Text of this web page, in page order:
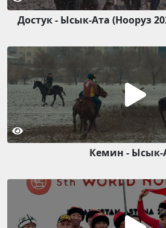
Достук - Ысык-Ата (Нооруз
Кемин - Ысык-